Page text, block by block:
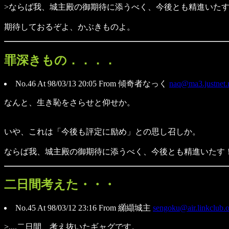
>ならば我、城主殿の御期待に添うべく、今後とも精進いたす
期待しておるぞよ、かぶきものよ。
罪深きもの．．．．
No.46 At 98/03/13 20:05 From 傾奇者なっく
なんと、生き恥をさらせと仰せか。
いや、これは「今後も評定に励め」との思し召しか。
ならば我、城主殿の御期待に添うべく、今後とも精進いたす！
二日間考えた・・・
No.45 At 98/03/12 23:16 From 纐纈城主
>....二日間、考え抜いたギャグです。